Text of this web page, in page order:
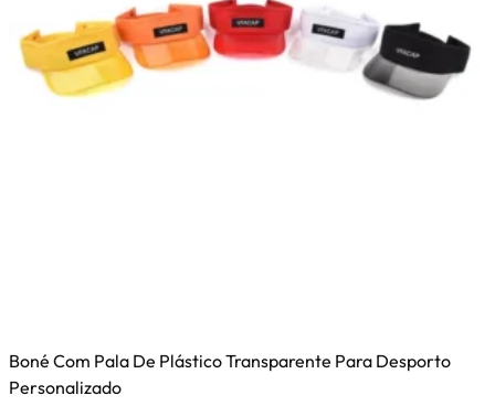
Boné Com Pala De Plástico Transparente Para Desporto
Personalizado